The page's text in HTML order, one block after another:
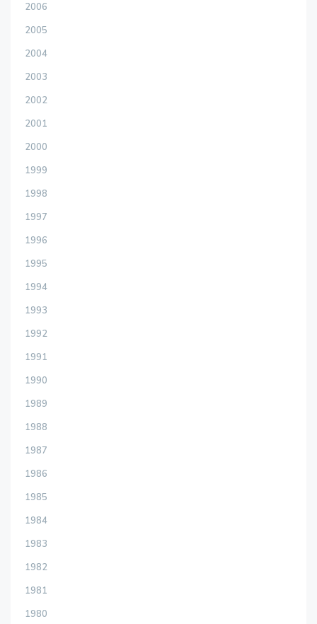
2006
2005
2004
2003
2002
2001
2000
1999
1998
1997
1996
1995
1994
1993
1992
1991
1990
1989
1988
1987
1986
1985
1984
1983
1982
1981
1980